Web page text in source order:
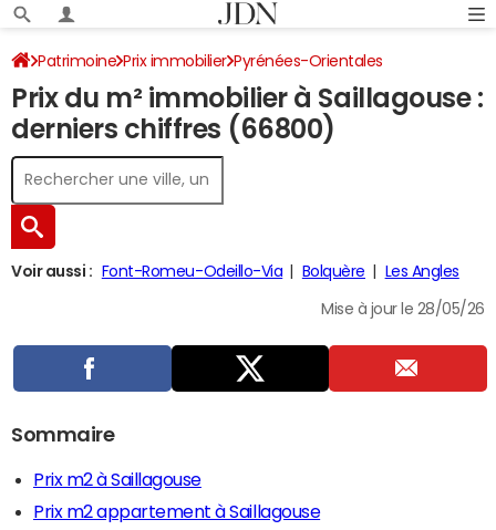
Patrimoine Prix immobilier Pyrénées-Orientales
Saillagouse
Prix du m² immobilier à Saillagouse :
derniers chiffres (66800)
Voir aussi : Font-Romeu-Odeillo-Via Bolquère Les Angles
Mise à jour le 28/05/26
Sommaire
Prix m2 à Saillagouse
Prix m2 appartement à Saillagouse